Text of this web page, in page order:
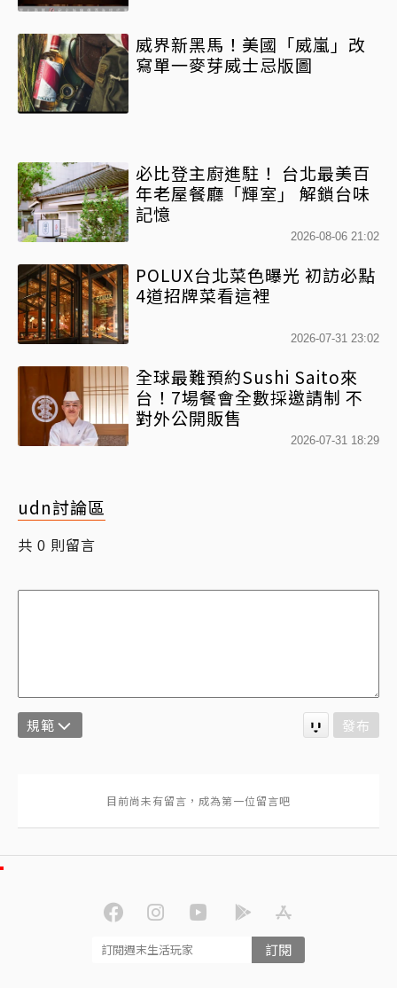
威界新黑馬！美國「威嵐」改
寫單一麥芽威士忌版圖
必比登主廚進駐！ 台北最美百
年老屋餐廳「輝室」 解鎖台味
記憶
2026-08-06 21:02
POLUX台北菜色曝光 初訪必點
4道招牌菜看這裡
2026-07-31 23:02
全球最難預約Sushi Saito來
台！7場餐會全數採邀請制 不
對外公開販售
2026-07-31 18:29
udn討論區
共 0 則留言
規範 發布
訂閱